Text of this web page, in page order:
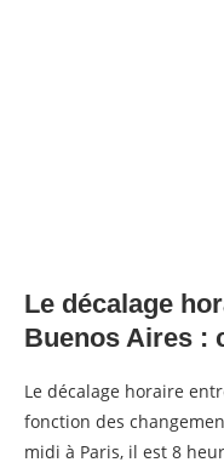
Le décalage
Buenos Aires :
Le décalage horaire
fonction des
midi à Paris, il est 8